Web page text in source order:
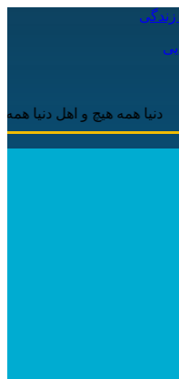
همه هیچ و اهل دنیا همه